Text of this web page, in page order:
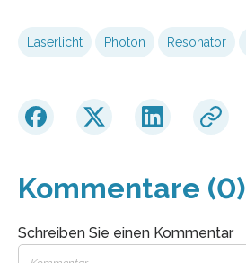
Laserlicht Photon Resonator
Kommentare (0)
Schreiben Sie einen Kommentar